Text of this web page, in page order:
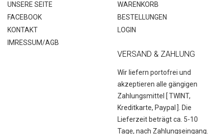
UNSERE SEITE
FACEBOOK
KONTAKT
IMRESSUM/AGB
WARENKORB
BESTELLUNGEN
LOGIN
VERSAND & ZAHLUNG
Wir liefern portofrei und
akzeptieren alle gängigen
Zahlungsmittel [TWINT,
Kreditkarte, Paypal
]. Die
Lieferzeit beträgt ca. 5-10
Tage, nach Zahlungseingang.